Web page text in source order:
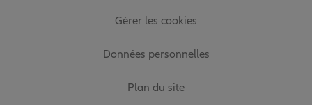
Gérer les cookies
Données personnelles
Plan du site